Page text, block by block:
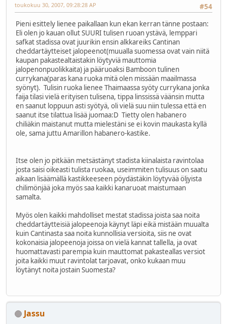
#54
toukokuu 30, 2007, 09:28:28 AP
Pieni esittely lienee paikallaan kun ekan kerran tänne postaan:
Eli olen jo kauan ollut SUURI tulisen ruoan ystävä, lemppari
safkat stadissa ovat juurikin ensin alkkareiks Cantinan
cheddartäytteiset jalopeenot(muualla suomessa ovat vain niitä
kaupan pakastealtaistakin löytyviä mauttomia
jalopenonpuolikkaita) ja pääruoaksi Bamboon tulinen
currykana(paras kana ruoka mitä olen missään maailmassa
syönyt). Tulisin ruoka lienee Thaimaassa syöty currykana jonka
faija tilasi vielä erityisen tulisena, tippa linssissä väänsin mutta
en saanut loppuun asti syötyä, oli vielä suu niin tulessa että en
saanut itse tilattua lisää juomaa:D Tietty olen habanero
chiliäkin maistanut mutta mielestäni se ei kovin maukasta kyllä
ole, sama juttu Amarillon habanero-kastike.
Itse olen jo pitkään metsästänyt stadista kiinalaista ravintolaa
josta saisi oikeasti tulista ruokaa, useimmiten tulisuus on saatu
aikaan lisäämällä kastikkeeseen pöydästäkin löytyvää öljyista
chilimönjää joka myös saa kaikki kanaruoat maistumaan
samalta.
Myös olen kaikki mahdolliset mestat stadissa joista saa noita
cheddartäytteisiä jalopeenoja käynyt läpi eikä mistään muualta
kuin Cantinasta saa noita kunnollisia versioita, siis ne ovat
kokonaisia jalopeenoja joissa on vielä kannat tallella, ja ovat
huomattavasti parempia kuin mauttomat pakasteallas versiot
joita kaikki muut ravintolat tarjoavat, onko kukaan muu
löytänyt noita jostain Suomesta?
Jassu